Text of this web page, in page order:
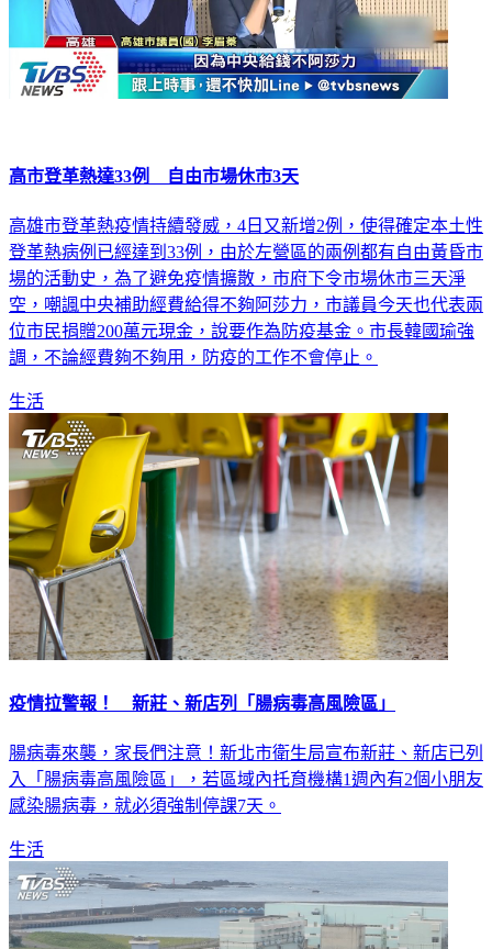
高市登革熱達33例 自由市場休市3天
高雄市登革熱疫情持續發威，4日又新增2例，使得確定本土性
登革熱病例已經達到33例，由於左營區的兩例都有自由黃昏市
場的活動史，為了避免疫情擴散，市府下令市場休市三天淨
空，嘲諷中央補助經費給得不夠阿莎力，市議員今天也代表兩
位市民捐贈200萬元現金，說要作為防疫基金。市長韓國瑜強
調，不論經費夠不夠用，防疫的工作不會停止。
生活
疫情拉警報！ 新莊、新店列「腸病毒高風險區」
腸病毒來襲，家長們注意！新北市衛生局宣布新莊、新店已列
入「腸病毒高風險區」，若區域內托育機構1週內有2個小朋友
感染腸病毒，就必須強制停課7天。
生活